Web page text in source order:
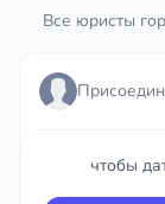
чтобы
Все юристы
чтобы